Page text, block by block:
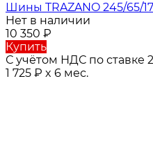
Шины TRAZANO 245/65/17
Нет в наличии
10 350 ₽
Купить
С учётом НДС по ставке
1 725 ₽ x 6 мес.